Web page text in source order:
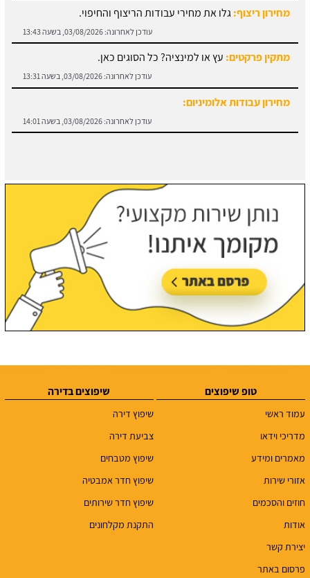
מתקין פרקטים:עץ או למינציה? כל הסוגים כאן.
עודכן לאחרונה:03/08/2026, בשעה 13:31
מחירון עבודות אלומיניום:
עודכן לאחרונה: 03/08/2026, בשעה 14:01
טופ שיפוצים
עמוד ראשי
מדריכי וידאו
מאמרים ומידע
אזורי שירות
חוזים והסכמים
אודות
יצירת קשר
פרסום באתר
שיפוצים בדירה
שיפוץ דירה
צביעת דירה
שיפוץ מטבחים
שיפוץ חדר אמבטיה
שיפוץ חדר שירותים
התקנת מקלחונים